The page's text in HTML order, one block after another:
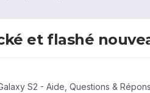
et flashé
S2 - Aide, Questions &